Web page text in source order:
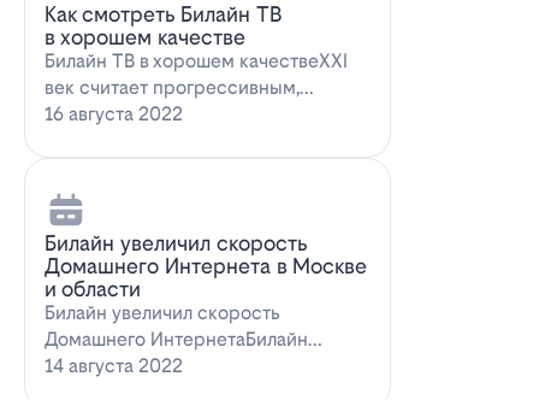
Как смотреть Билайн ТВ
в хорошем качестве
Билайн ТВ в хорошем качествеXXI
век считает прогрессивным,
большинство технологий доступны
16 августа 2022
Билайн увеличил скорость
Домашнего Интернета в Москве
и области
Билайн увеличил скорость
Домашнего ИнтернетаБилайн
увеличил скорость Домашнего
14 августа 2022